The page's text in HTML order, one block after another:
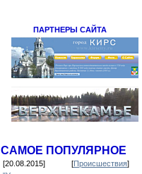
ПАРТНЕРЫ САЙТА
САМОЕ ПОПУЛЯРНОЕ
[20.08.2015] [Происшествия]